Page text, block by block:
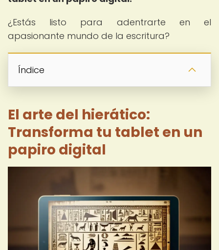
¿Estás listo para adentrarte en el
apasionante mundo de la escritura?
Índice
El arte del hierático:
Transforma tu tablet en un
papiro digital